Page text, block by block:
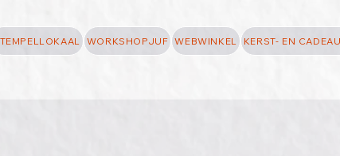
WORKSHOPJUF WEBWINKEL KERST- EN